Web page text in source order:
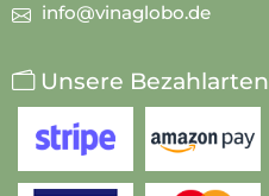
info@vinaglobo.de
Unsere Bezahlarten